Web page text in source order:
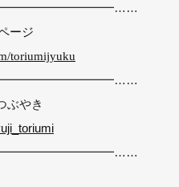
ージ
toriumijyuku
ぶやき